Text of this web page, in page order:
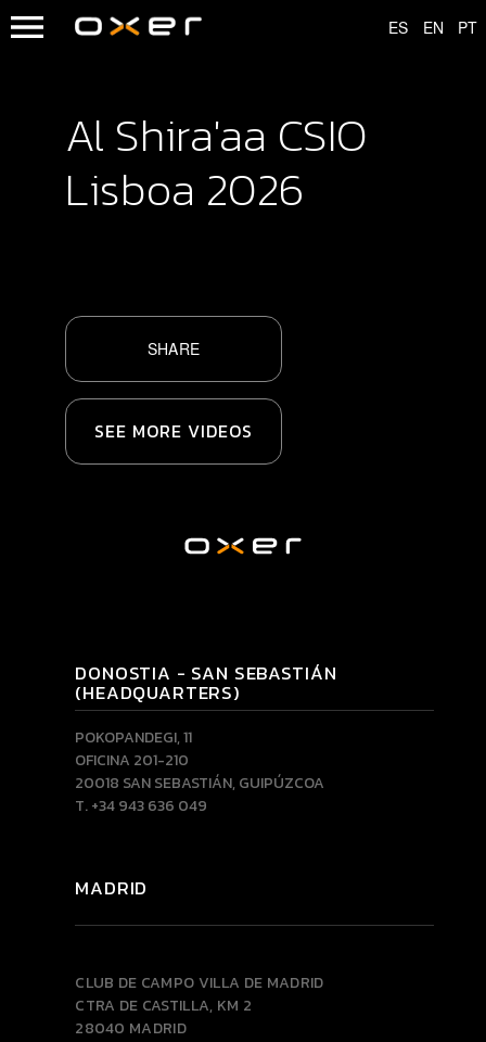
Al Shira'aa CSIO
Lisboa 2026
SHARE
SEE MORE VIDEOS
DONOSTIA - SAN SEBASTIÁN
(HEADQUARTERS)
POKOPANDEGI, 11
OFICINA 201-210
20018 SAN SEBASTIÁN, GUIPÚZCOA
T. +34 943 636 049
MADRID
CLUB DE CAMPO VILLA DE MADRID
CTRA DE CASTILLA, KM 2
28040 MADRID